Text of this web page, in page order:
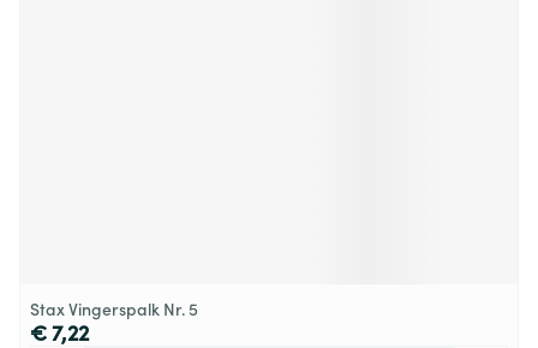
Stax Vingerspalk Nr. 5
€ 7,22